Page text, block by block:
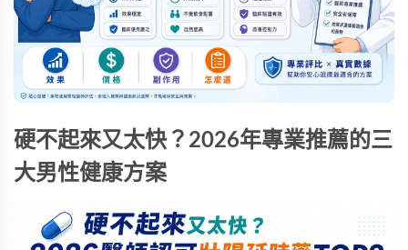
硬不起來又太快？2026年專業推薦的三
大男性健康方案